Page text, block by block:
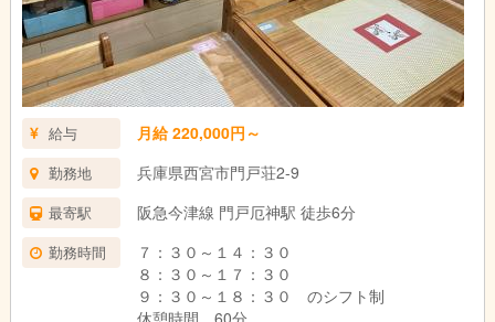
できる勤務環境です。
シフトの調整は、保育士さんが主体となって、公平で働きやすい
シフト組を自主的に行っていますよ。
給与 月給 220,000円～
勤務地 兵庫県西宮市門戸荘2-9
最寄駅 阪急今津線 門戸厄神駅 徒歩6分
勤務時間
７：３０～１４：３０
８：３０～１７：３０
９：３０～１８：３０ のシフト制
休憩時間 60分